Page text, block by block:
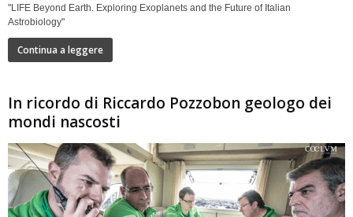
"LIFE Beyond Earth. Exploring Exoplanets and the Future of Italian
Astrobiology"
Continua a leggere
In ricordo di Riccardo Pozzobon geologo dei
mondi nascosti